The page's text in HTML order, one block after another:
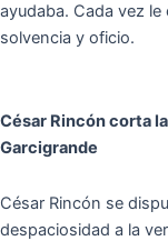
ayudaba. Cada vez
solvencia y oficio.
César Rincón corta
Garcigrande
César Rincón se
despaciosidad a la